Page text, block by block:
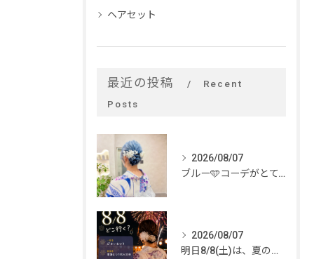
ヘアセット
最近の投稿
Recent
Posts
2026/08/07
ブルー🩵コーデがとてもお似合いでした✨
2026/08/07
明日8/8(土)は、夏のイベントがいっぱい🎆